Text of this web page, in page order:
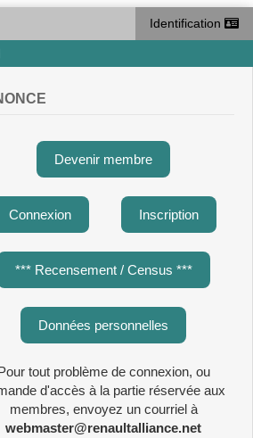
Identification
Devenir membre
Connexion Inscription
*** Recensement / Census ***
Données personnelles
tout problème de connexion, ou
d'accès à la partie réservée aux
membres, envoyez un courriel à
webmaster@renaultalliance.net